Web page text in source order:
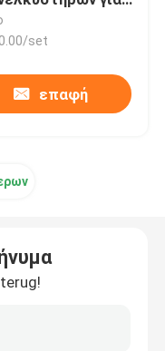
δοκών
32 τόνος
set
επαφή